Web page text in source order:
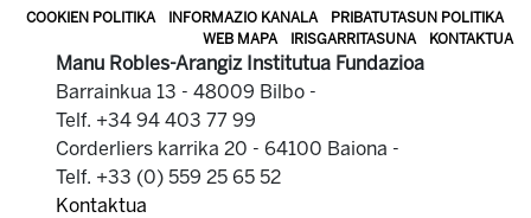
COOKIEN POLITIKA INFORMAZIO KANALA
PRIBATUTASUN POLITIKA
WEB MAPA
IRISGARRITASUNA KONTAKTUA
Manu Robles-Arangiz Institutua Fundazioa
Barrainkua 13 - 48009 Bilbo -
Telf. +34 94 403 77 99
Corderliers karrika 20 - 64100 Baiona -
Telf. +33 (0) 559 25 65 52
Kontaktua